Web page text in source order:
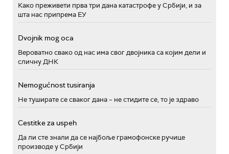
Како преживети прва три дана катастрофе у Србији, и за
шта нас припрема ЕУ
Dvojnik mog oca
Вероватно свако од нас има свог двојника са којим дели и
сличну ДНК
Nemogućnost tusiranja
Не туширате се сваког дана – не стидите се, то је здраво
Cestitke za uspeh
Да ли сте знали да се најбоље грамофонске ручице
производе у Србији